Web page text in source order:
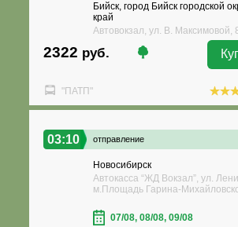
Бийск, город Бийск городской
край
Автовокзал, ул. В. Максимовой,
2322 руб.
"ПАТП"
03:10 отправление
Новосибирск
Автокасса “ЖД Вокзал”, ул.
м.Площадь Гарина-
07/08, 08/08, 09/08